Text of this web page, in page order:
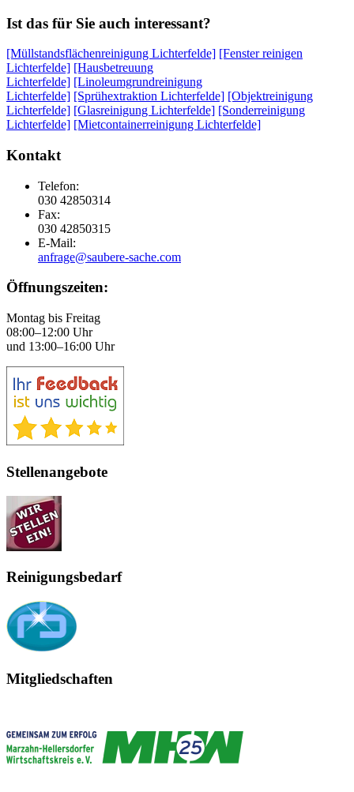
Ist das für Sie auch interessant?
[Müllstandsflächenreinigung Lichterfelde] [Fenster reinigen
Lichterfelde] [Hausbetreuung
Lichterfelde] [Linoleumgrundreinigung
Lichterfelde] [Sprühextraktion Lichterfelde] [Objektreinigung
Lichterfelde] [Glasreinigung Lichterfelde] [Sonderreinigung
Lichterfelde] [Mietcontainerreinigung Lichterfelde]
Kontakt
Telefon:
030 42850314
Fax:
030 42850315
E-Mail:
anfrage@saubere-sache.com
Öffnungszeiten:
Montag bis Freitag
08:00–12:00 Uhr
und 13:00–16:00 Uhr
Stellenangebote
Reinigungsbedarf
Mitgliedschaften